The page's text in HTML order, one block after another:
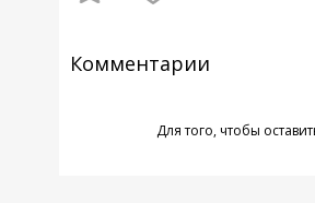
Комментарии
Для того, чтобы